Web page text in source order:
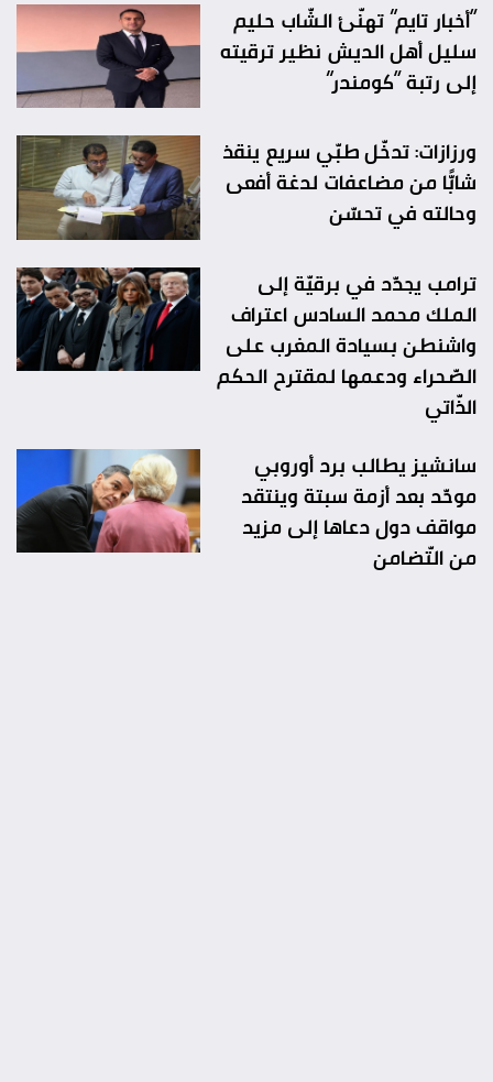
“أخبار تايم” تهنّئ الشّاب حليم
سليل أهل الديش نظير ترقيته
إلى رتبة “كومندر”
ورزازات: تدخّل طبّي سريع ينقذ
شابًّا من مضاعفات لدغة أفعى
وحالته في تحسّن
ترامب يجدّد في برقيّة إلى
الملك محمد السادس اعتراف
واشنطن بسيادة المغرب على
الصّحراء ودعمها لمقترح الحكم
الذّاتي
سانشيز يطالب برد أوروبي
موحّد بعد أزمة سبتة وينتقد
مواقف دول دعاها إلى مزيد
من التّضامن